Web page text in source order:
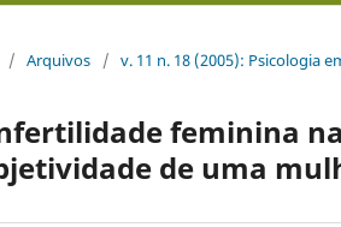
/ Arquivos / v. 11 n. 18 (2005): Psicologia
feminina
de uma